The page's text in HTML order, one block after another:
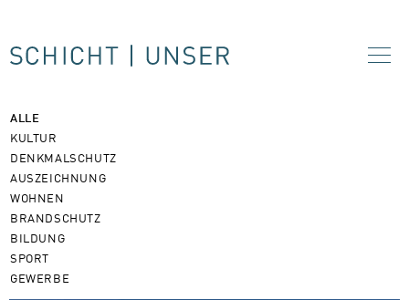
ALLE
KULTUR
DENKMALSCHUTZ
AUSZEICHNUNG
WOHNEN
BRANDSCHUTZ
BILDUNG
SPORT
GEWERBE